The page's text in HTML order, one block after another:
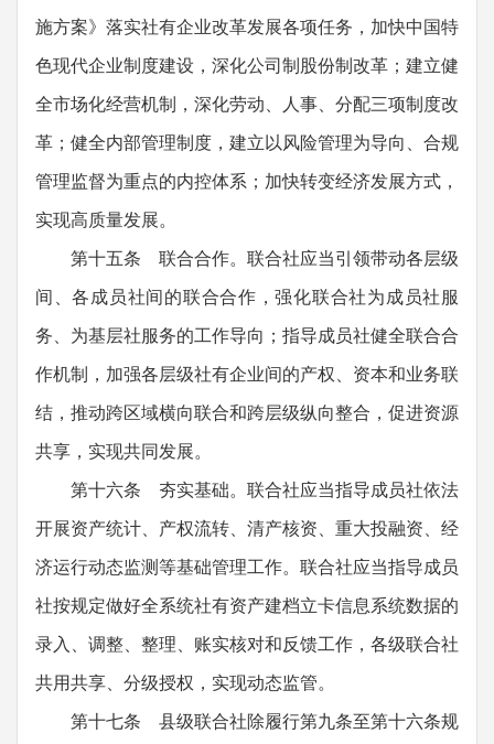
施方案》落实社有企业改革发展各项任务，加快中国特
色现代企业制度建设，深化公司制股份制改革；建立健
全市场化经营机制，深化劳动、人事、分配三项制度改
革；健全内部管理制度，建立以风险管理为导向、合规
管理监督为重点的内控体系；加快转变经济发展方式，
实现高质量发展。
第十五条 联合合作。联合社应当引领带动各层级
间、各成员社间的联合合作，强化联合社为成员社服
务、为基层社服务的工作导向；指导成员社健全联合合
作机制，加强各层级社有企业间的产权、资本和业务联
结，推动跨区域横向联合和跨层级纵向整合，促进资源
共享，实现共同发展。
第十六条 夯实基础。联合社应当指导成员社依法
开展资产统计、产权流转、清产核资、重大投融资、经
济运行动态监测等基础管理工作。联合社应当指导成员
社按规定做好全系统社有资产建档立卡信息系统数据的
录入、调整、整理、账实核对和反馈工作，各级联合社
共用共享、分级授权，实现动态监管。
第十七条 县级联合社除履行第九条至第十六条规